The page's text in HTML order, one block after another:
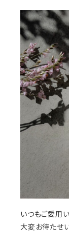
いつもご愛用
大変お待たせ